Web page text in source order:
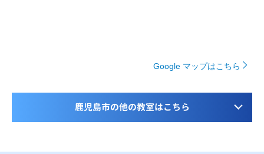
Google マップはこちら
鹿児島市の他の教室はこちら